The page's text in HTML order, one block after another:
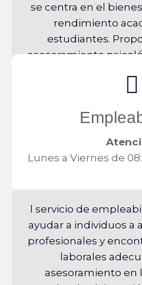
se centra en el
rendimiento
estudiantes.
asesoramiento
Lunes a Viernes de
l servicio de
ayudar a individuos a
profesionales y
laborales
asesoramiento en